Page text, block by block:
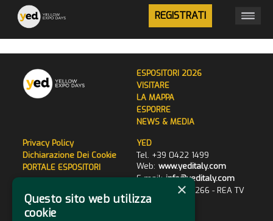
REGISTRATI
ESPOSITORI 2026
VISITARE
LA MAPPA
ESPORRE
NEWS & MEDIA
Privacy Policy
Dichiarazione Dei Cookie
PORTALE ESPOSITORI
YED
Tel. +39 0422 1499
Web: www.yeditaly.com
E-mail: info@yeditaly.com
P.iva 00401460266 - REA TV
120644
×
Questo sito web utilizza
cookie